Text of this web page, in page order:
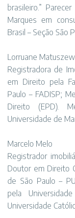
brasileiro.”
Marques em
Brasil – Seção São
Lorruane
Registradora de
em Direito pela
Paulo – FADISP;
Direito (EPD).
Universidade de
Marcelo Melo
Registrador
Doutor em Direito
de São Paulo –
pela
Universidade